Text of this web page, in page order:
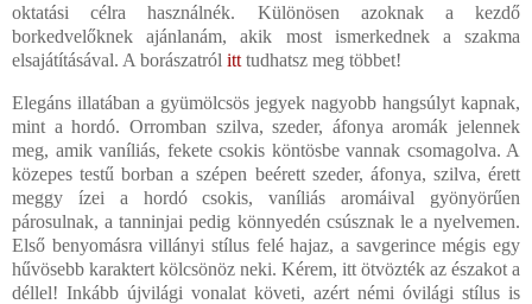
oktatási célra használnék. Különösen azoknak a kezdő
borkedvelőknek ajánlanám, akik most ismerkednek a szakma
elsajátításával. A borászatról itt tudhatsz meg többet!
Elegáns illatában a gyümölcsös jegyek nagyobb hangsúlyt kapnak,
mint a hordó. Orromban szilva, szeder, áfonya aromák jelennek
meg, amik vaníliás, fekete csokis köntösbe vannak csomagolva. A
közepes testű borban a szépen beérett szeder, áfonya, szilva, érett
meggy ízei a hordó csokis, vaníliás aromáival gyönyörűen
párosulnak, a tanninjai pedig könnyedén csúsznak le a nyelvemen.
Első benyomásra villányi stílus felé hajaz, a savgerince mégis egy
hűvösebb karaktert kölcsönöz neki. Kérem, itt ötvözték az északot a
déllel! Inkább újvilági vonalat követi, azért némi óvilági stílus is